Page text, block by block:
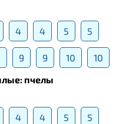
4 4 5 5
9 9 10
10
пчелы
4 4 5 5